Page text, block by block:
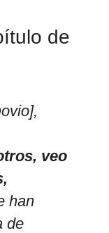
de
veo
han
de